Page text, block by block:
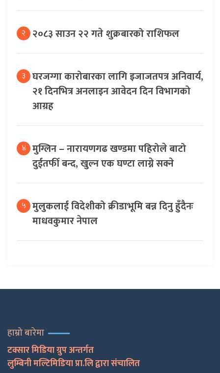
२ २०८३ साउन २२ गते शुक्रबारको राशिफल
३ घरजग्गा कारोबारका लागि इजाजतपत्र अनिवार्य,
२१ दिनभित्र अनलाइन आवेदन दिन विभागको
आग्रह
४ मुग्लिन – नारायणगढ खण्डमा पहिरोले बाटो
दुईतर्फी बन्द, खुल्न एक घण्टा लाग्ने सक्ने
५ मुलुकलाई विदेशीको क्रीडाभूमि बन्न दिनु हुँदैनः
माधवकुमार नेपाल
हाम्रो बारेमा
टक्सार मिडिया ग्रुप अन्तर्गत
लुम्बिनी मल्टिमिडिया प्रा.लि द्वारा संचालित